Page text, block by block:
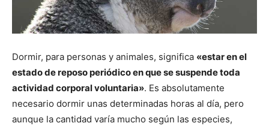
Dormir, para personas y animales, significa «estar en el
estado de reposo periódico en que se suspende toda
actividad corporal voluntaria». Es absolutamente
necesario dormir unas determinadas horas al día, pero
aunque la cantidad varía mucho según las especies,